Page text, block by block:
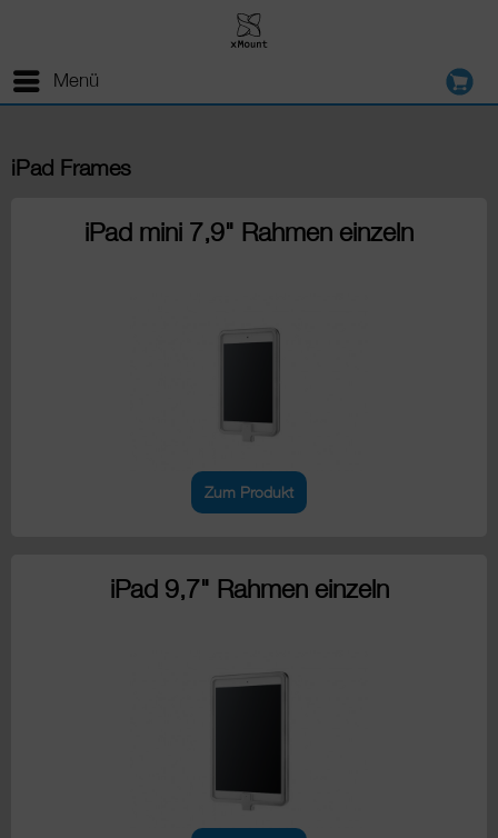
Menü
iPad Frames
iPad mini 7,9" Rahmen einzeln
Zum Produkt
iPad 9,7" Rahmen einzeln